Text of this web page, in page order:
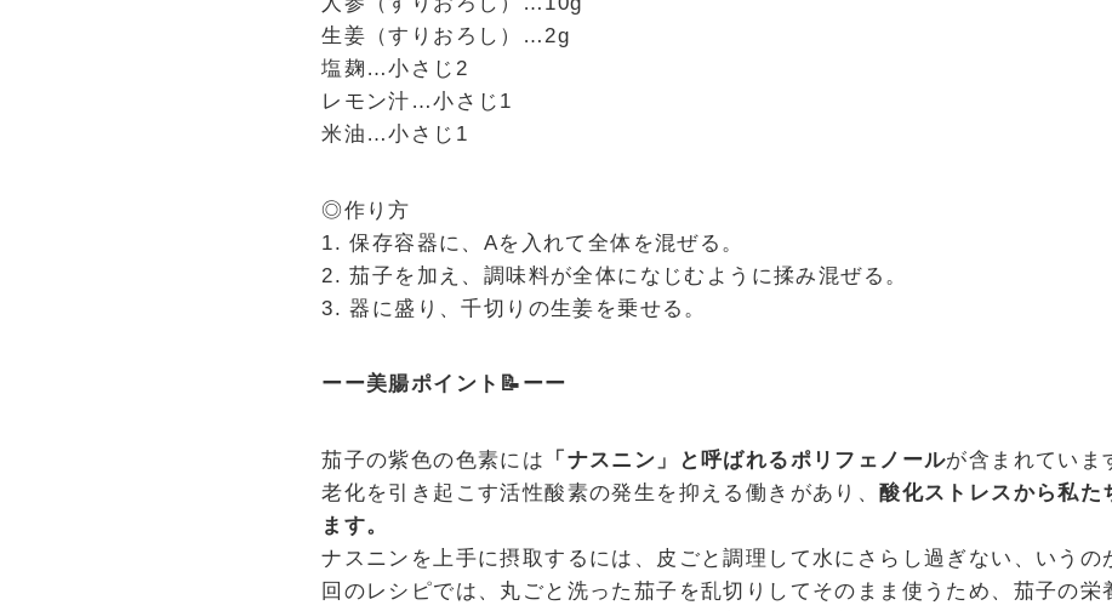
生姜（すりおろし）…2g
塩麹…小さじ2
レモン汁…小さじ1
米油…小さじ1
◎作り方
1. 保存容器に、Aを入れて全体を混ぜる。
2. 茄子を加え、調味料が全体になじむように揉み混ぜる。
3. 器に盛り、千切りの生姜を乗せる。
ーー美腸ポイント📝ーー
茄子の紫色の色素には 「ナスニン」と呼ばれるポリフェノールが含まれていま
老化を引き起こす活性酸素の発生を抑える働きがあり、酸化ストレスから私た
ます。
ナスニンを上手に摂取するには、皮ごと調理して水にさらし過ぎない、いうの
回のレシピでは、丸ごと洗った茄子を乱切りしてそのまま使うため、茄子の栄